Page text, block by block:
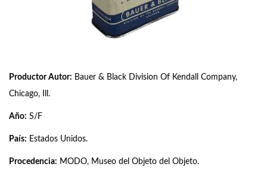
Productor Autor: Bauer & Black Division Of Kendall Company,
Chicago, Ill.
Año: S/F
País: Estados Unidos.
Procedencia: MODO, Museo del Objeto del Objeto.